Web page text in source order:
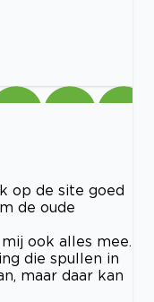
op de site goed
de oude
ook alles mee.
die spullen in
maar daar kan